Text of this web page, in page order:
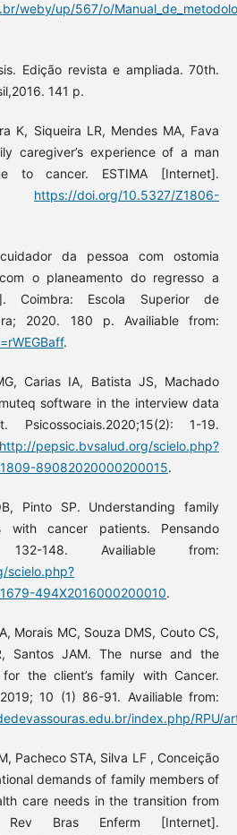
weby/up/567/o/
Edição revista e ampliada. 70th.
141 p.
K, Siqueira LR, Mendes MA, Fava
caregiver’s experience of a man
to cancer. ESTIMA [Internet].
https://doi.org/10.5327/Z1806-
da pessoa com ostomia
o planeamento do regresso a
Coimbra: Escola Superior de
2020. 180 p. Availiable from:
.
Carias IA, Batista JS, Machado
software in the interview data
Psicossociais.2020;15(2): 1-19.
http://pepsic.bvsalud.org/scielo.php?
89082020000200015.
Pinto SP. Understanding family
with cancer patients. Pensando
148. Availiable from:
scielo.php?
494X2016000200010.
Morais MC, Souza DMS, Couto CS,
Santos JAM. The nurse and the
the client’s family with Cancer.
10 (1) 86-91. Availiable from:
index.php/RPU/
Pacheco STA, Silva LF , Conceição
demands of family members of
care needs in the transition from
Bras Enferm [Internet].